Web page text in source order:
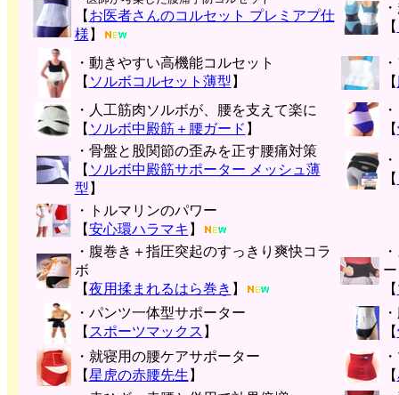
【 お医者さんのコルセット プレミアプ仕
様 】
【
・動きやすい高機能コルセット
【 ソルボコルセット薄型 】
【
・人工筋肉ソルボが、腰を支えて楽に
【 ソルボ中殿筋＋腰ガード 】
【
・骨盤と股関節の歪みを正す腰痛対策
【 ソルボ中殿筋サポーター メッシュ薄
型 】
【
・トルマリンのパワー
【安心環ハラマキ 】
・腹巻き＋指圧突起のすっきり爽快コラ
ボ
【夜用揉まれるはら巻き 】
ー
【
・パンツ一体型サポーター
【 スポーツマックス 】
【
・就寝用の腰ケアサポーター
【星虎の赤腰先生 】
【